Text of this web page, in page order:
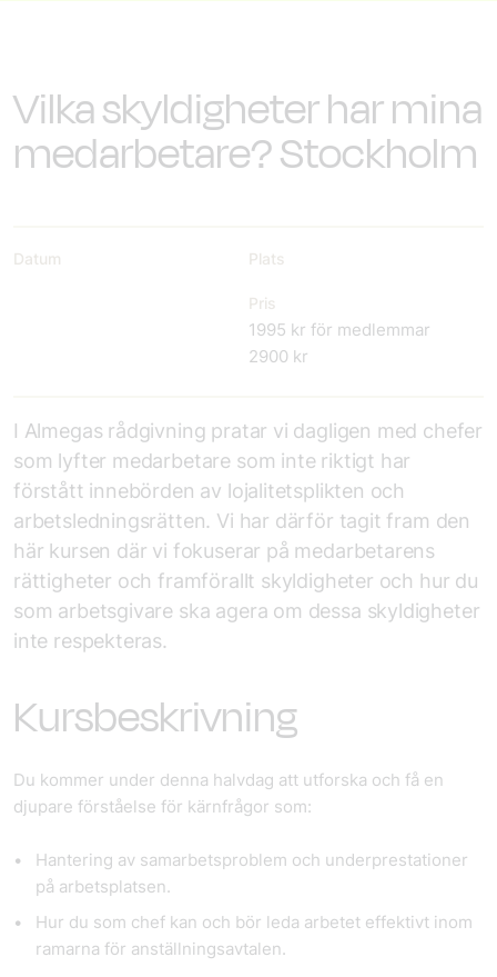
Vilka skyldigheter har mina
medarbetare? Stockholm
Datum Plats
Pris
1995 kr för medlemmar
2900 kr
I Almegas rådgivning pratar vi dagligen med chefer
som lyfter medarbetare som inte riktigt har
förstått innebörden av lojalitetsplikten och
arbetsledningsrätten. Vi har därför tagit fram den
här kursen där vi fokuserar på medarbetarens
rättigheter och framförallt skyldigheter och hur du
som arbetsgivare ska agera om dessa skyldigheter
inte respekteras.
Kursbeskrivning
Du kommer under denna halvdag att utforska och få en
djupare förståelse för kärnfrågor som:
Hantering av samarbetsproblem och underprestationer
på arbetsplatsen.
Hur du som chef kan och bör leda arbetet effektivt inom
ramarna för anställningsavtalen.